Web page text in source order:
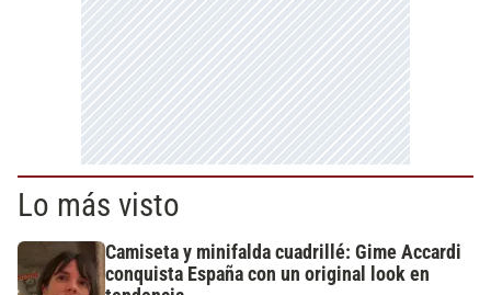
Lo más visto
Camiseta y minifalda cuadrillé: Gime Accardi
conquista España con un original look en